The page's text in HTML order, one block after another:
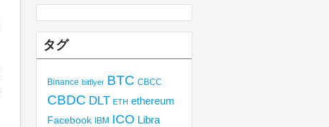
タグ
Binance bitflyer BTC CBCC
CBDC DLT ETH ethereum
Facebook IBM ICO Libra